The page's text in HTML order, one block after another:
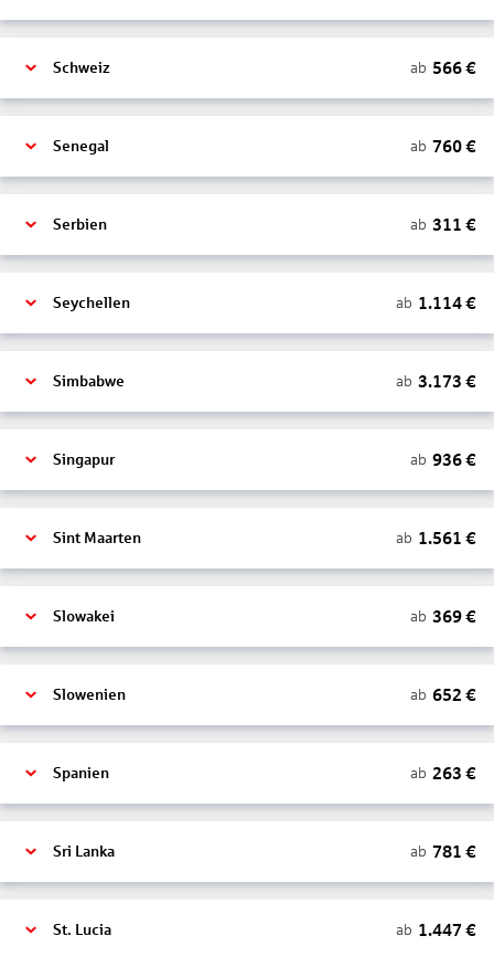
Schweiz ab 566€
Senegal ab 760€
Serbien ab 311 €
Seychellen ab 1.114€
Simbabwe ab 3.173 €
Singapur ab 936€
Sint Maarten ab 1.561 €
Slowakei ab 369€
Slowenien ab 652 €
Spanien ab 263 €
Sri Lanka ab 781 €
St. Lucia ab 1.447 €